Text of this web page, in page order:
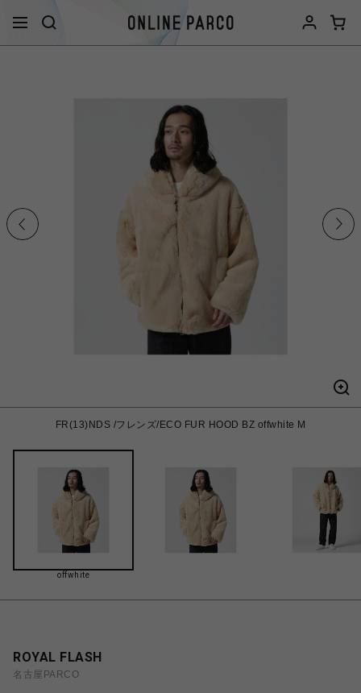
FR(13)NDS /フレンズ/ECO FUR HOOD BZ offwhite M
offwhite
ROYAL FLASH
名古屋PARCO